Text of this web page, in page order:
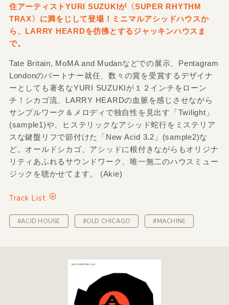
住アーティストYURI SUZUKIが〈SUPER RHYTHM
TRAX〉に満をじして登場！ミニマルアシッドハウスか
ら、LARRY HEARDを彷彿とするジャッキンハウスま
で。
Tate Britain, MoMA and Mudanなどでの展示、Pentagram
Londonのパートナー就任、数々の賞を受賞するデザイナ
ーとしても著名なYURI SUZUKIが１２インチをローン
チ！シカゴ流、LARRY HEARDの血脈を感じさせながら
サンプルワーク＆メロディで独自性を見出す「Twilight」
(sample1)や、ヒステリックなアシッド蛇行をミステリア
スな鍵盤リフで節付けた「New Acid 3​.​2」(sample2)な
ど。オールドシカゴ、アシッドに根付きながらもオリジナ
リティあふれるサウンドワーク、唯一無二のハウスミュー
ジックを聴かせてます。 (Akie)
Track List
#ACID HOUSE #OLD CHICAGO #MACHINE